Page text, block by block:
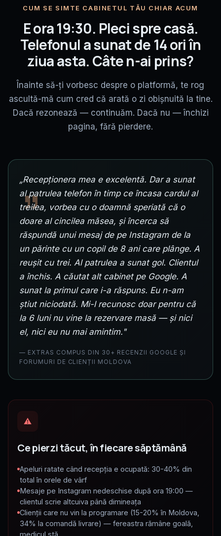
CUM SE SIMTE CABINETUL TĂU CHIAR ACUM
E ora 19:30. Pleci spre casă.
Telefonul a sunat de 14 ori în
ziua asta. Câte n-ai prins?
Înainte să-ți vorbesc despre o platformă, te rog
ascultă-mă cum cred că arată o zi obișnuită la tine.
Dacă rezonează — continuăm. Dacă nu — închizi
pagina, fără pierdere.
„Recepționera mea e excelentă. Dar a sunat
al patrulea telefon în timp ce încasa cardul al
treilea, vorbea cu o doamnă speriată că o
doare al cincilea măsea, și încerca să
răspundă unui mesaj de pe Instagram de la
un părinte cu un copil de 8 ani care plânge. A
reușit cu trei. Al patrulea a sunat gol. Clientul
a închis. A căutat alt cabinet pe Google. A
sunat la primul care i-a răspuns. Eu n-am
știut niciodată. Mi-l recunosc doar pentru că
la 6 luni nu vine la rezervare masă — și nici
el, nici eu nu mai amintim."
— EXTRAS COMPUS DIN 30+ RECENZII GOOGLE ȘI
FORUMURI DE CLIENȚII MOLDOVA
⚠
Ce pierzi tăcut, în fiecare săptămână
Apeluri ratate când recepția e ocupată: 30-40% din
total în orele de vârf
Mesaje pe Instagram nedeschise după ora 19:00 —
clientul scrie altcuiva până dimineața
Clienții care nu vin la programare (15-20% în Moldova,
34% la comandă livrare) — fereastra rămâne goală,
medicul stă